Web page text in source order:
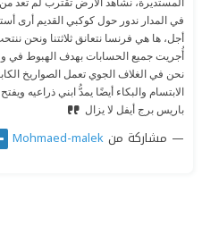
في المدار ندور حول كوكبي القديم أرى
أجل، ها هي فرنسا نتعانق ثلاثتنا ونحن
أُجريت جميع الحسابات بهدف الهبوط في
نحن في الغلاف الجوي تعمل الصواريخ
الابتسام والبكاء أيضًا يمدُّ ابني ذراعيه
باريس برج أيفل لا يزال
مشاركة من Mohmaed-malek